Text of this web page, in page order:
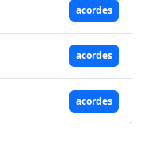
acordes
acordes
acordes